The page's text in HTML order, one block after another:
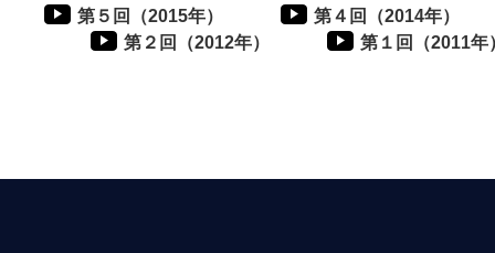
第５回（2015年）
第４回（2014年）
第２回（2012年）
第１回（2011年